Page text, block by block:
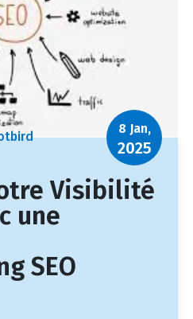
8 Jan,
2025
Visibilité
une
SEO